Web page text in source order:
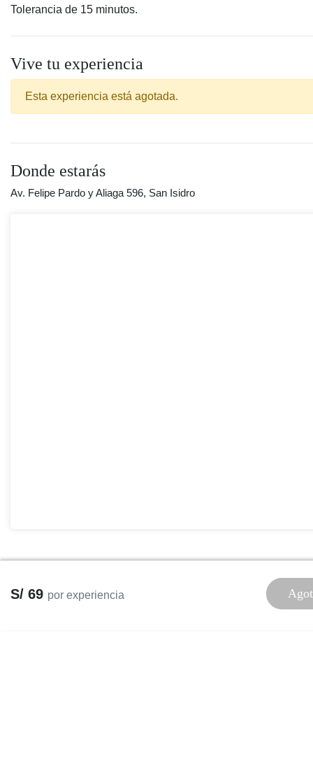
Tolerancia de 15 minutos.
Vive tu experiencia
Esta experiencia está agotada.
Donde estarás
Av. Felipe Pardo y Aliaga 596, San Isidro
S/ 69 por experiencia